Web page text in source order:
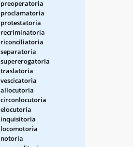
preoperatoria
proclamatoria
protestatoria
recriminatoria
riconciliatoria
separatoria
supererogatoria
traslatoria
vescicatoria
allocutoria
circonlocutoria
elocutoria
inquisitoria
locomotoria
notoria